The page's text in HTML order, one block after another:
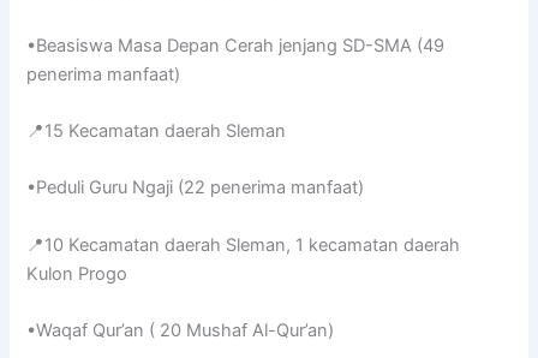
•Beasiswa Masa Depan Cerah jenjang SD-SMA (49
penerima manfaat)
📍15 Kecamatan daerah Sleman
•Peduli Guru Ngaji (22 penerima manfaat)
📍10 Kecamatan daerah Sleman, 1 kecamatan daerah
Kulon Progo
•Waqaf Qur’an ( 20 Mushaf Al-Qur’an)